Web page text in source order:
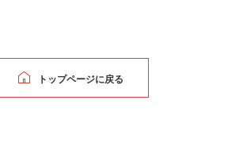
トップページに戻る